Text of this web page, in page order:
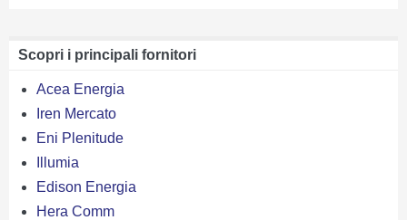
Scopri i principali fornitori
Acea Energia
Iren Mercato
Eni Plenitude
Illumia
Edison Energia
Hera Comm